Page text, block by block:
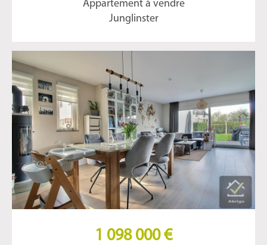
Appartement à vendre
Junglinster
1 098 000 €